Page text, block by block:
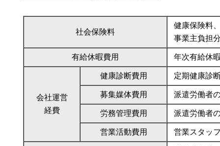
社会保険料
健康保険料
事業主負担
有給休暇費用 年次有給休
会社運営
経費
健康診断費用 定期健康診
募集媒体費用 派遣労働者
労務管理費用 派遣労働者
営業活動費用 営業スタッ